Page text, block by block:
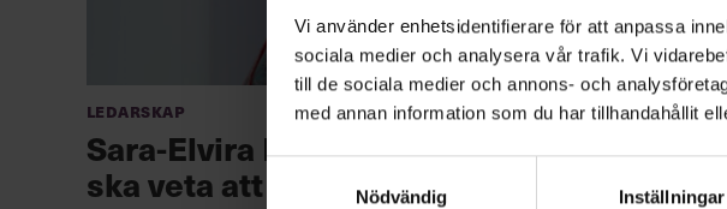
Vi använder enhetsidentifierare för att anpassa
sociala medier och analysera vår trafik. Vi
till de sociala medier och annons- och
med annan information som du har tillhandahållit
Nödvändig
Inställningar
Ledarskap
Sara-Elvira Kuhmunen: ”De
ska veta att vi finns”